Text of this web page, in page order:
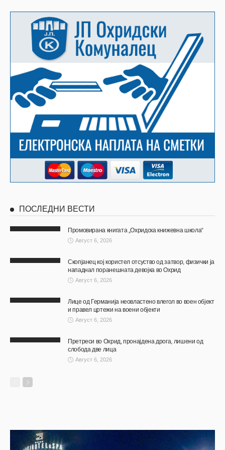
ПОСЛЕДНИ ВЕСТИ
Промовирана книгата „Охридска книжевна школа“
Август 6, 2026
Скопјанец кој користел отсуство од затвор, физички ја
нападнал поранешната девојка во Охрид
Август 6, 2026
Лице од Германија неовластено влегол во воен објект
и правел цртежи на воени објекти
Август 6, 2026
Претреси во Охрид, пронајдена дрога, лишени од
слобода две лица
Август 6, 2026